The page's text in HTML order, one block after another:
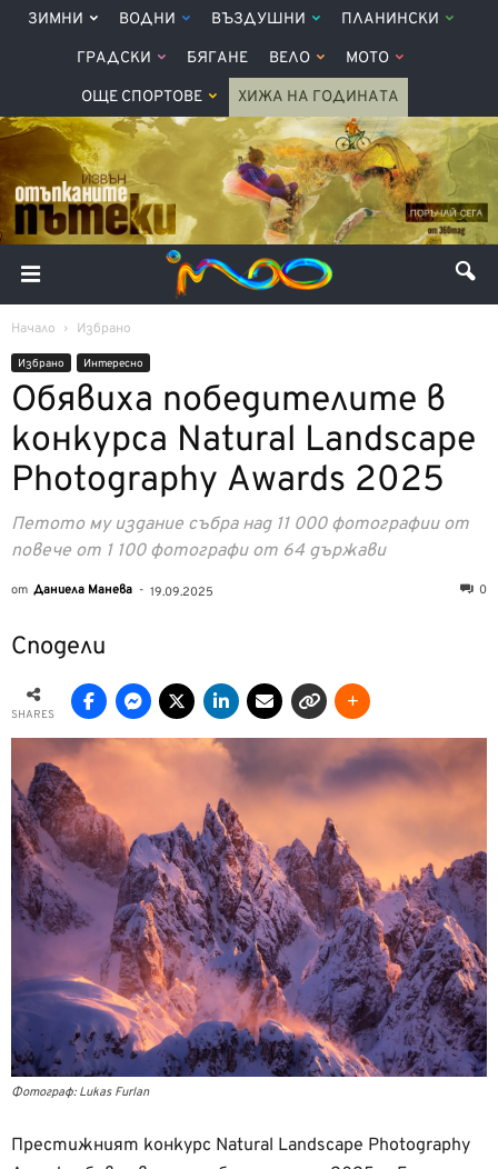
ЗИМНИ ВОДНИ ВЪЗДУШНИ ПЛАНИНСКИ
ГРАДСКИ БЯГАНЕ ВЕЛО МОТО
ОЩЕ СПОРТОВЕ ХИЖА НА ГОДИНАТА
Начало Избрано
Избрано Интерeсно
Обявиха победителите в
конкурса Natural Landscape
Photography Awards 2025
Петото му издание събра над 11 000 фотографии от
повече от 1 100 фотографи от 64 държави
от Даниела Манева - 19.09.2025 0
Сподели
SHARES
Фотограф: Lukas Furlan
Престижният конкурс Natural Landscape Photography